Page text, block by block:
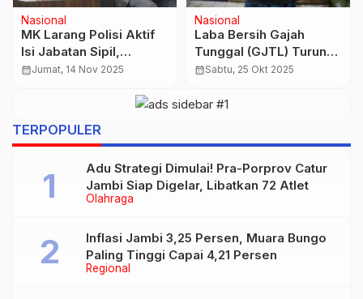
Nasional
Rismon Sianipar Akui
Ijazah UGM Joko
Widodo Asli
calendar_monthJumat, 13 Mar 2026
Nasional
Menkeu Purbaya
Blacklist Alumni LPDP
yang Langgar
Kerja di Instansi
calendar_monthSenin, 23 Feb 2026
TERPOPULER
Olahraga
Adu Strategi Dimulai! Pra-Porprov Catur
Jambi Siap Digelar, Libatkan 72 Atlet
Regional
Inflasi Jambi 3,25 Persen, Muara Bungo
Paling Tinggi Capai 4,21 Persen